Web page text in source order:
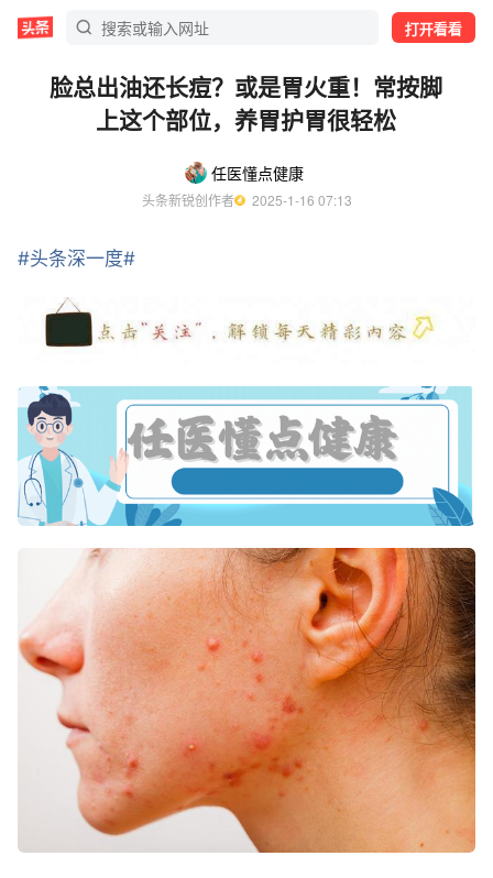
打开看看
脸总出油还长痘？或是胃火重！常按脚
上这个部位，养胃护胃很轻松
任医懂点健康
头条新锐创作者
  2025-1-16 07:13
#头条深一度#